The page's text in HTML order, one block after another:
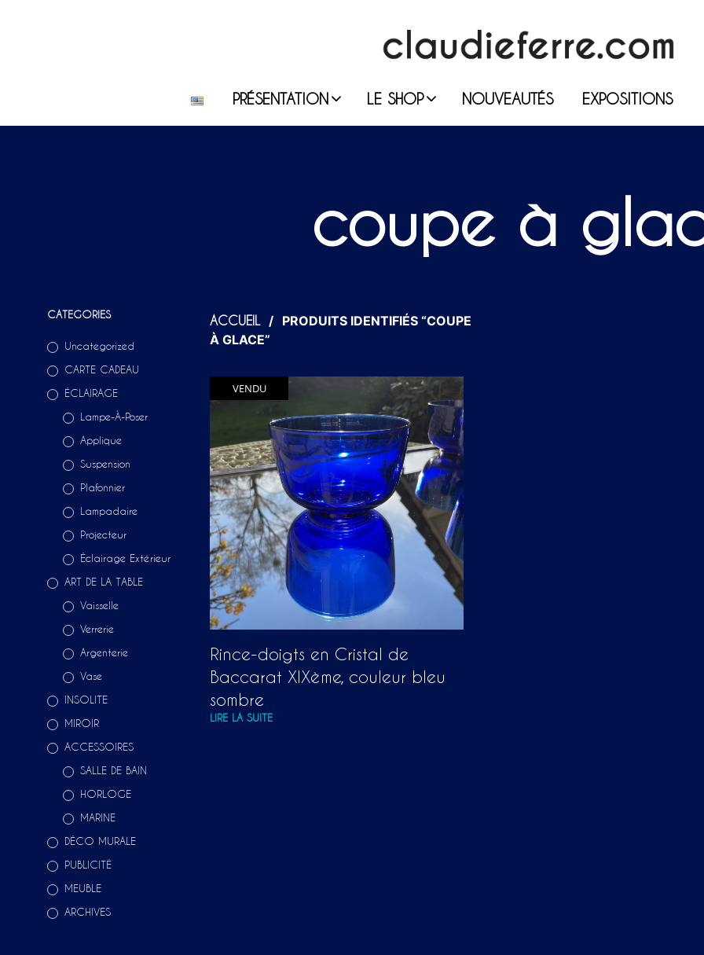
PRÉSENTATION LE SHOP NOUVEAUTÉS EXPOSITIONS
coupe à
CATEGORIES
Uncategorized
CARTE CADEAU
ÉCLAIRAGE
Lampe-À-Poser
Applique
Suspension
Plafonnier
Lampadaire
Projecteur
Éclairage Extérieur
ART DE LA TABLE
Vaisselle
Verrerie
Argenterie
Vase
INSOLITE
MIROIR
ACCESSOIRES
SALLE DE BAIN
HORLOGE
MARINE
DÉCO MURALE
PUBLICITÉ
MEUBLE
ARCHIVES
ACCUEIL / PRODUITS IDENTIFIÉS “COUPE
À GLACE”
VENDU
Rince-doigts en Cristal de
Baccarat XIXème, couleur bleu
sombre
LIRE LA SUITE